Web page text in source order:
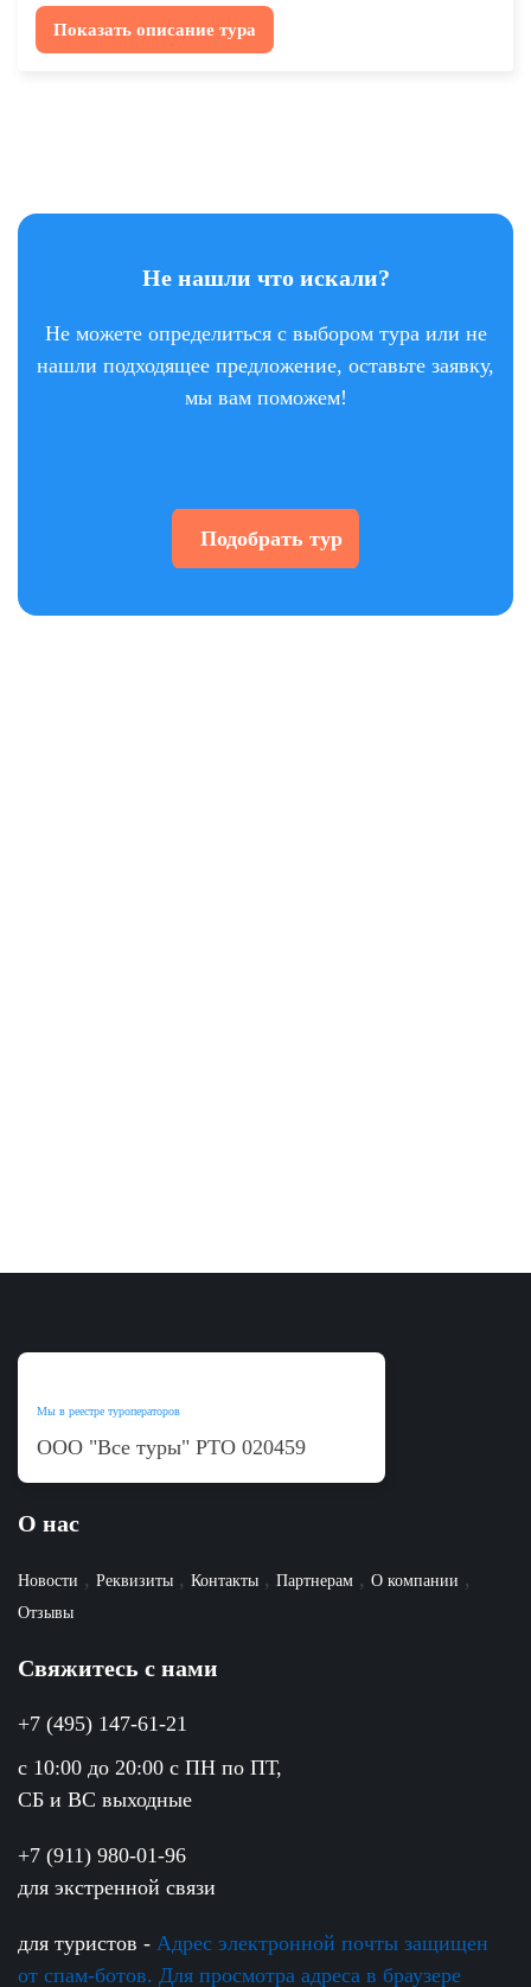
Показать описание тура
Не нашли что искали?
Не можете определиться с выбором тура или не
нашли подходящее предложение, оставьте заявку,
мы вам поможем!
Подобрать тур
Мы в реестре туроператоров
ООО "Все туры" РТО 020459
О нас
Новости , Реквизиты , Контакты , Партнерам , О компании ,
Отзывы
Свяжитесь с нами
+7 (495) 147-61-21
c 10:00 до 20:00 с ПН по ПТ,
СБ и ВС выходные
+7 (911) 980-01-96
для экстренной связи
для туристов - Адрес электронной почты защищен
от спам-ботов. Для просмотра адреса в браузере